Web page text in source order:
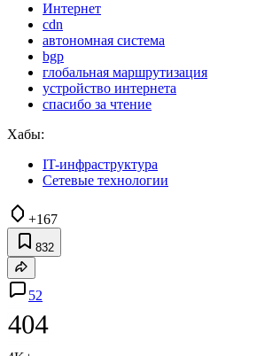
Интернет
cdn
автономная система
bgp
глобальная маршрутизация
устройство интернета
спасибо за чтение
Хабы:
IT-инфраструктура
Сетевые технологии
+167
832
52